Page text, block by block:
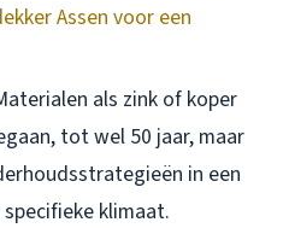
Assen voor een
als zink of koper
tot wel 50 jaar, maar
in een
klimaat.